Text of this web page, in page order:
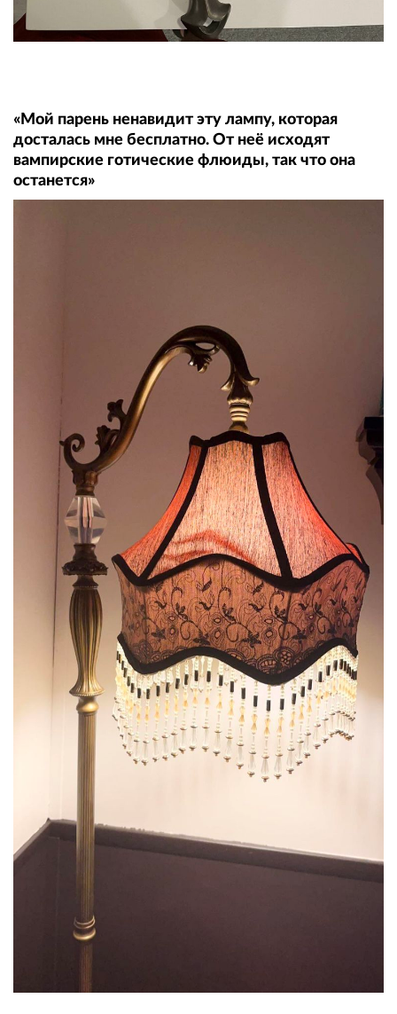
«Мой парень ненавидит эту лампу, которая
досталась мне бесплатно. От неё исходят
вампирские готические флюиды, так что она
останется»